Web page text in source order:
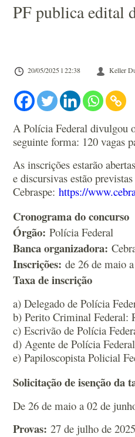
PF publica edital
20/05/2025 l 22:38 Keller
A Polícia Federal divulgou
seguinte forma: 120 vagas
As inscrições estarão
e discursivas estão
Cebraspe: https://
Cronograma do concurso
Órgão: Polícia Federal
Banca organizadora:
Inscrições: de 26 de maio
Taxa de inscrição
a) Delegado de Polícia
b) Perito Criminal Federal:
c) Escrivão de Polícia
d) Agente de Polícia
e) Papiloscopista Policial
Solicitação de isenção da
De 26 de maio a 02 de
Provas: 27 de julho de 2025